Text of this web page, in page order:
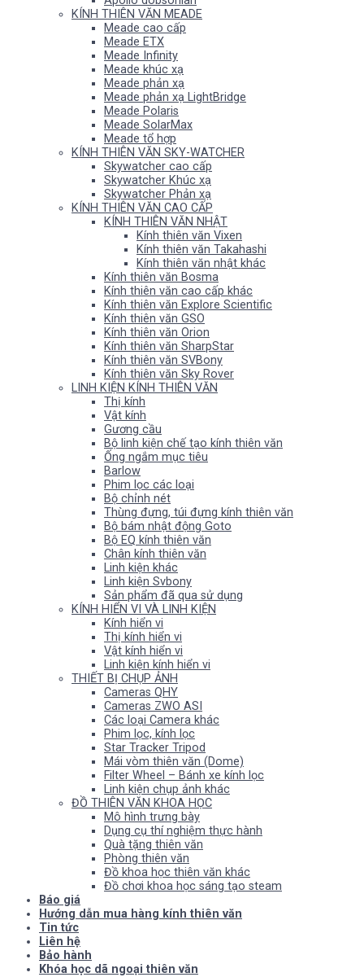
KÍNH THIÊN VĂN MEADE
Meade cao cấp
Meade ETX
Meade Infinity
Meade khúc xạ
Meade phản xạ
Meade phản xạ LightBridge
Meade Polaris
Meade SolarMax
Meade tổ hợp
KÍNH THIÊN VĂN SKY-WATCHER
Skywatcher cao cấp
Skywatcher Khúc xạ
Skywatcher Phản xạ
KÍNH THIÊN VĂN CAO CẤP
KÍNH THIÊN VĂN NHẬT
Kính thiên văn Vixen
Kính thiên văn Takahashi
Kính thiên văn nhật khác
Kính thiên văn Bosma
Kính thiên văn cao cấp khác
Kính thiên văn Explore Scientific
Kính thiên văn GSO
Kính thiên văn Orion
Kính thiên văn SharpStar
Kính thiên văn SVBony
Kính thiên văn Sky Rover
LINH KIỆN KÍNH THIÊN VĂN
Thị kính
Vật kính
Gương cầu
Bộ linh kiện chế tạo kính thiên văn
Ống ngắm mục tiêu
Barlow
Phim lọc các loại
Bộ chỉnh nét
Thùng đựng, túi đựng kính thiên văn
Bộ bám nhật động Goto
Bộ EQ kính thiên văn
Chân kính thiên văn
Linh kiện khác
Linh kiện Svbony
Sản phẩm đã qua sử dụng
KÍNH HIỂN VI VÀ LINH KIỆN
Kính hiển vi
Thị kính hiển vi
Vật kính hiển vi
Linh kiện kính hiển vi
THIẾT BỊ CHỤP ẢNH
Cameras QHY
Cameras ZWO ASI
Các loại Camera khác
Phim lọc, kính lọc
Star Tracker Tripod
Mái vòm thiên văn (Dome)
Filter Wheel – Bánh xe kính lọc
Linh kiện chụp ảnh khác
ĐỒ THIÊN VĂN KHOA HỌC
Mô hình trưng bày
Dụng cụ thí nghiệm thực hành
Quà tặng thiên văn
Phòng thiên văn
Đồ khoa học thiên văn khác
Đồ chơi khoa học sáng tạo steam
Báo giá
Hướng dẫn mua hàng kính thiên văn
Tin tức
Liên hệ
Bảo hành
Khóa học dã ngoại thiên văn